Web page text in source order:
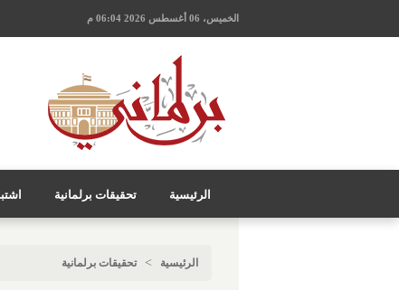
الخميس، 06 أغسطس 2026 06:04 م
الرئيسية تحقيقات برلمانية
الرئيسية > تحقيقات برلمانية